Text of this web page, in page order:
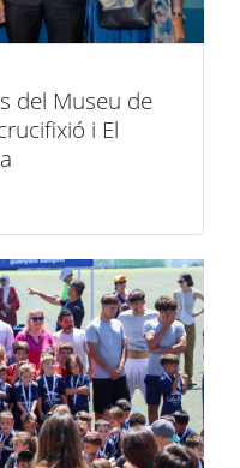
del Museu de
i El